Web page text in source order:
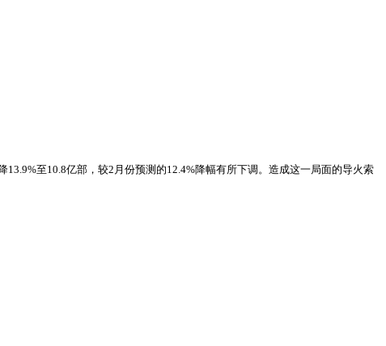
至10.8亿部，较2月份预测的12.4%降幅有所下调。造成这一局面的导火索